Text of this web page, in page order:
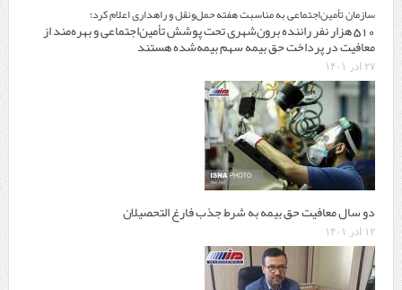
سازمان تأمین‌اجتماعی به مناسبت هفته حمل‌و‌نقل و راهداری اعلام کرد؛
510 هزار نفر راننده برون‌شهری تحت پوشش تأمین‌اجتماعی و بهره‌مند از
معافیت در پرداخت حق بیمه سهم بیمه‌شده هستند
۲۷ آذر ۱۴۰۱
دو سال معافیت حق بیمه به شرط جذب فارغ التحصیلان
۱۲ آذر ۱۴۰۱